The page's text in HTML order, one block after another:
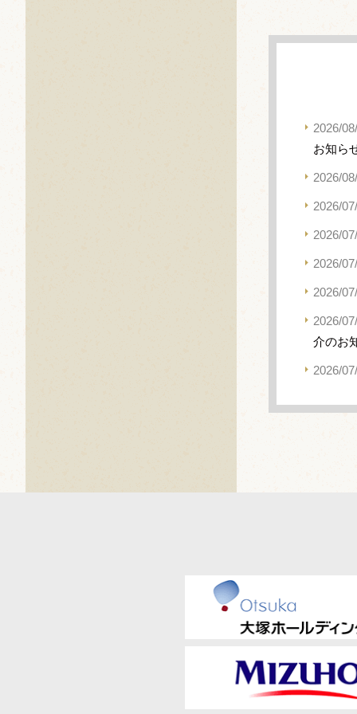
2026/
お知ら
2026/
2026/
2026/
2026/
2026/
2026/
介のお
2026/